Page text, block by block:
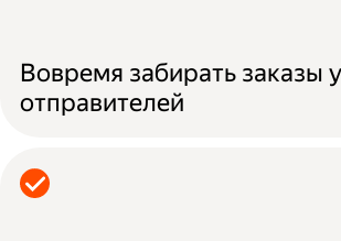
Вовремя забирать заказы у
отправителей